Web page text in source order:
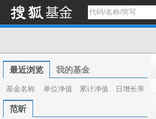
最近浏览 我的基金
基金名称 单位净值 累计净值 日增长率
范昕